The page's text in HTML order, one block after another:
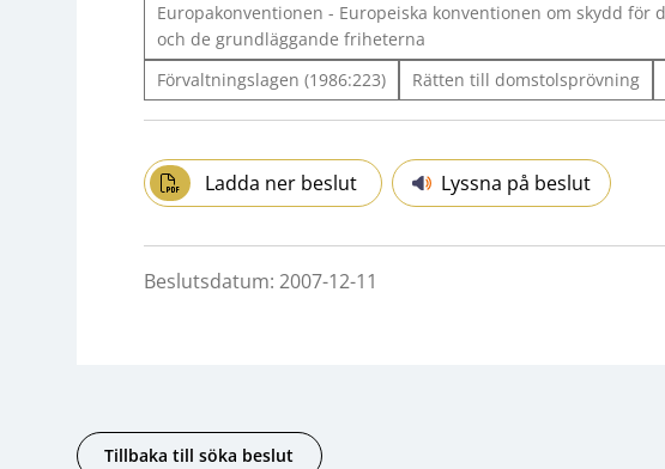
Europakonventionen - Europeiska konventionen om skydd för
och de grundläggande friheterna
Förvaltningslagen (1986:223)
Rätten till domstolsprövning
Ladda ner beslut Lyssna på beslut
Beslutsdatum: 2007-12-11
Tillbaka till söka beslut